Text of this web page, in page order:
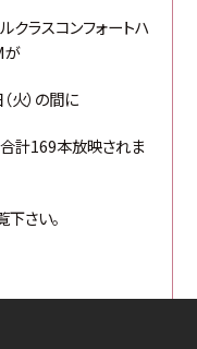
クラスコンフォートハ
が
火）の間に
計169本放映されま
さい。